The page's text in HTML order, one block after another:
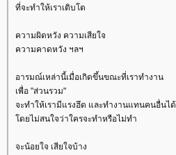
ที่จะทำให้เราเติบโต
ความผิดหวัง ความเสียใจ
ความคาดหวัง ฯลฯ
อารมณ์เหล่านี้เมื่อเกิดขึ้นขณะที่เราทำงาน
เพื่อ "ส่วนรวม"
จะทำให้เรามีแรงฮึด และทำงานแทนคนอื่นได้
ดยไม่สนใจว่าใครจะทำหรือไม่ทำ
จะน้อยใจ เสียใจบ้าง